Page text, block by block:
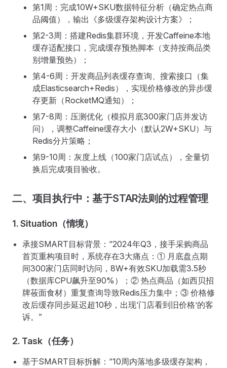
第1周：完成10W+SKU数据特征分析（确定热点商
品阈值），输出《多级缓存架构设计方案》；
第2-3周：搭建Redis集群环境，开发Caffeine本地
缓存适配接口，完成缓存预热脚本（支持按商品类
别增量预热）；
第4-6周：开发商品列表缓存查询、搜索接口（集
成Elasticsearch+Redis），实现价格修改的异步缓
存更新（RocketMQ通知）；
第7-8周：压测优化（模拟月底300家门店并发访
问），调整Caffeine缓存大小（默认2W+SKU）与
Redis分片策略；
第9-10周：灰度上线（100家门店试点），全量切
换后完成项目验收。
二、项目执行中：基于STAR法则的过程管理
1. Situation（情境）
承接SMART目标背景：“2024年Q3，接手采购商品
首页重构项目时，系统存在3大痛点：① 月底盘点期
间300家门店同时访问，8W+有效SKU加载需3.5秒
（数据库CPU飙升至90%）；② 热点商品（如西贝招
牌莜面食材）重复查询导致Redis压力集中；③ 价格修
改后缓存同步延迟超10秒，出现‘门店看到旧价格’的客
诉。”
2. Task（任务）
基于SMART目标拆解：“10周内落地多级缓存架构，